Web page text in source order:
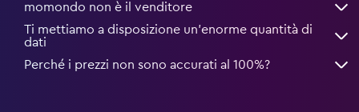
momondo non è il venditore
Ti mettiamo a disposizione un’enorme quantità di
dati
Perché i prezzi non sono accurati al 100%?